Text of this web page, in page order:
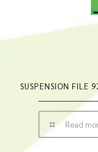
SUSPENSION FILE
Read